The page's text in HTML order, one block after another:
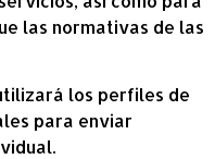
las normativas de las
los perfiles de
para enviar